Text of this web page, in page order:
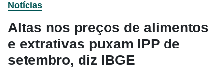
Notícias
Altas nos preços de alimentos
e extrativas puxam IPP de
setembro, diz IBGE